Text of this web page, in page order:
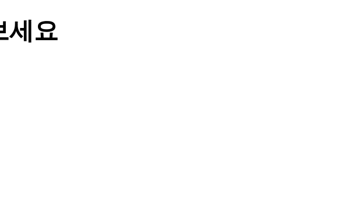
세요